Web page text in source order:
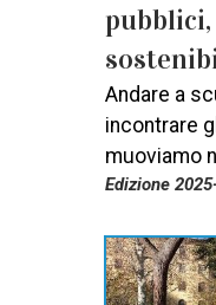
Andare a
incontrare
muoviamo
Edizione